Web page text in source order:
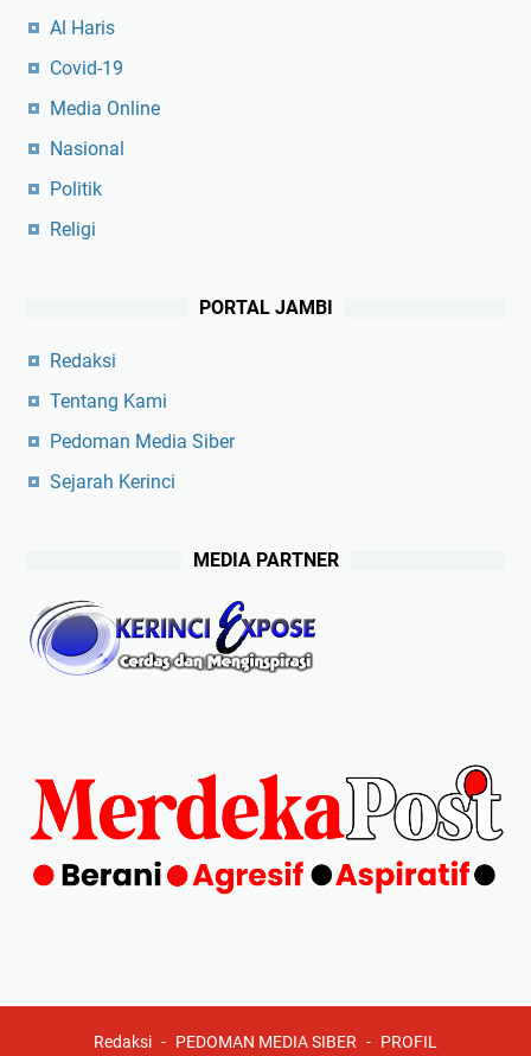
Al Haris
Covid-19
Media Online
Nasional
Politik
Religi
PORTAL JAMBI
Redaksi
Tentang Kami
Pedoman Media Siber
Sejarah Kerinci
MEDIA PARTNER
Redaksi PEDOMAN MEDIA SIBER PROFIL